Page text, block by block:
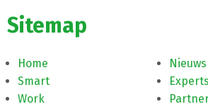
Sitemap
Home
Smart
Work
Nieuws
Experts